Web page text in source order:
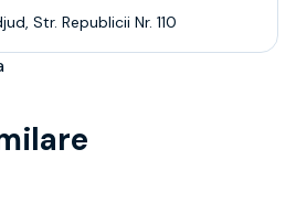
, Str. Republicii Nr. 110